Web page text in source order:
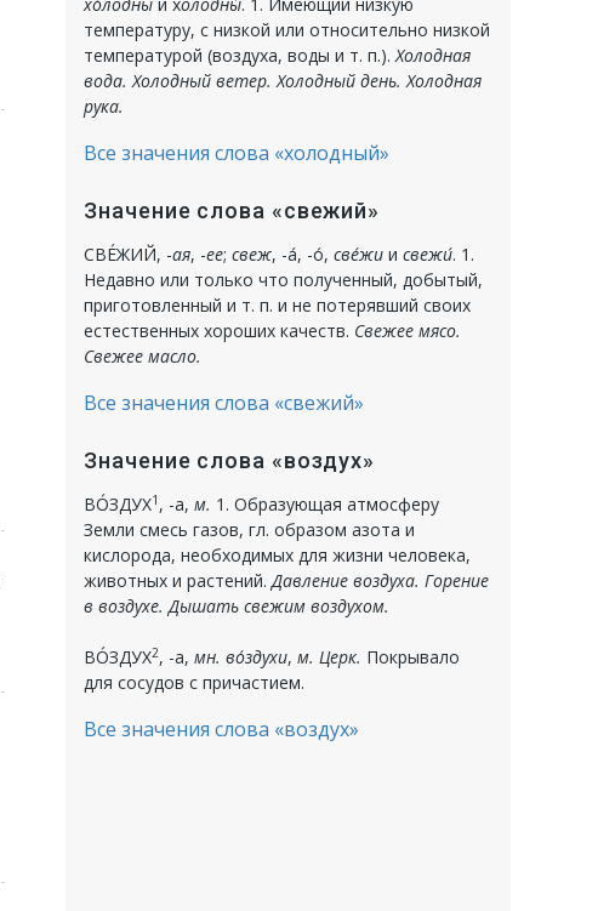
температуру, с низкой или относительно низкой
температурой (воздуха, воды и т. п.).Холодная
вода. Холодный ветер. Холодный день. Холодная
рука.
Все значения слова «холодный»
Значение слова «свежий»
СВЕ́ЖИЙ, -ая, -ее;свеж, -а́, -о́,све́жи исвежи́. 1.
Недавно или только что полученный, добытый,
приготовленный и т. п. и не потерявший своих
естественных хороших качеств. Свежее мясо.
Свежее масло.
Все значения слова «свежий»
Значение слова «воздух»
ВО́ЗДУХ1 , -а,м. 1. Образующая атмосферу
Земли смесь газов, гл. образом азота и
кислорода, необходимых для жизни человека,
животных и растений.Давление воздуха. Горение
в воздухе. Дышать свежим воздухом.
ВО́ЗДУХ2, -а,мн. во́здухи,м. Церк. Покрывало
для сосудов с причастием.
Все значения слова «воздух»